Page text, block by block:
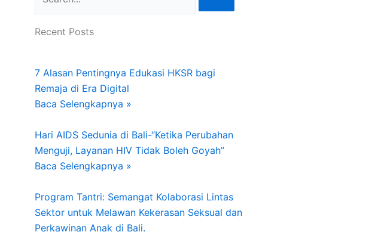
Recent Posts
7 Alasan Pentingnya Edukasi HKSR bagi
Remaja di Era Digital
Baca Selengkapnya »
Hari AIDS Sedunia di Bali-“Ketika Perubahan
Menguji, Layanan HIV Tidak Boleh Goyah”
Baca Selengkapnya »
Program Tantri: Semangat Kolaborasi Lintas
Sektor untuk Melawan Kekerasan Seksual dan
Perkawinan Anak di Bali.